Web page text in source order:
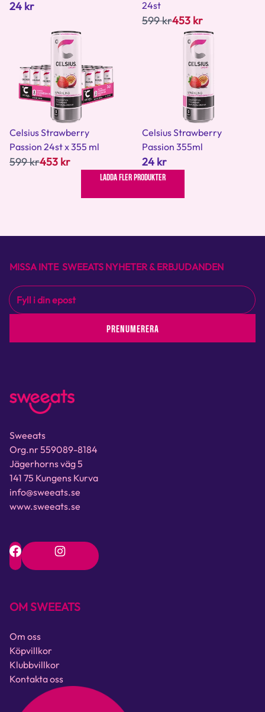
24 kr
24st
599 kr453 kr
Celsius Strawberry
Passion 24st x 355 ml
599 kr453 kr
Celsius Strawberry
Passion 355ml
24 kr
LADDA FLER PRODUKTER
MISSA INTE SWEEATS NYHETER & ERBJUDANDEN
PRENUMERERA
Sweeats
Org.nr 559089-8184
Jägerhorns väg 5
141 75 Kungens Kurva
info@sweeats.se
www.sweeats.se
OM SWEEATS
Om oss
Köpvillkor
Klubbvillkor
Kontakta oss